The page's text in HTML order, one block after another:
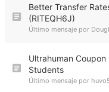
Better Transfer
(RITEQH6J)
Último mensaje por
Ultrahuman Coupon
Students
Último mensaje por